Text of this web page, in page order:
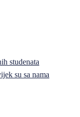
studenata
su sa nama